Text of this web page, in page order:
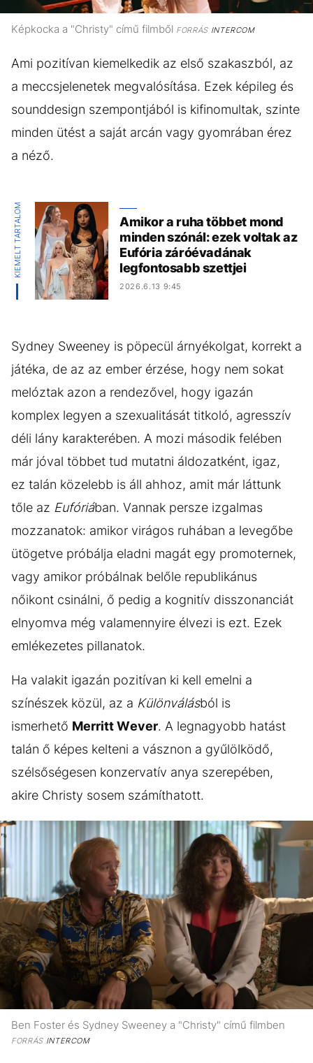
Képkocka a "Christy" című filmből FORRÁSINTERCOM
Ami pozitívan kiemelkedik az első szakaszból, az
a meccsjelenetek megvalósítása. Ezek képileg és
sounddesign szempontjából is kifinomultak, szinte
minden ütést a saját arcán vagy gyomrában érez
a néző.
KIEMELT TARTALOM
Amikor a ruha többet mond
minden szónál: ezek voltak az
Eufória záróévadának
legfontosabb szettjei
2026.6.13 9:45
Sydney Sweeney is pöpecül árnyékolgat, korrekt a
játéka, de az az ember érzése, hogy nem sokat
melóztak azon a rendezővel, hogy igazán
komplex legyen a szexualitását titkoló, agresszív
déli lány karakterében. A mozi második felében
már jóval többet tud mutatni áldozatként, igaz,
ez talán közelebb is áll ahhoz, amit már láttunk
tőle az Eufóriában. Vannak persze izgalmas
mozzanatok: amikor virágos ruhában a levegőbe
ütögetve próbálja eladni magát egy promoternek,
vagy amikor próbálnak belőle republikánus
nőikont csinálni, ő pedig a kognitív disszonanciát
elnyomva még valamennyire élvezi is ezt. Ezek
emlékezetes pillanatok.
Ha valakit igazán pozitívan ki kell emelni a
színészek közül, az a Különválásból is
ismerhető Merritt Wever. A legnagyobb hatást
talán ő képes kelteni a vásznon a gyűlölködő,
szélsőségesen konzervatív anya szerepében,
akire Christy sosem számíthatott.
Ben Foster és Sydney Sweeney a "Christy" című filmben
FORRÁSINTERCOM